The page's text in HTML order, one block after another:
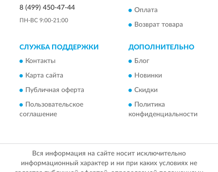
8 (499) 450-47-44
ПН-ВС 9:00-21:00
Оплата
Возврат товара
СЛУЖБА ПОДДЕРЖКИ
Контакты
Карта сайта
Публичная оферта
Пользовательское
соглашение
ДОПОЛНИТЕЛЬНО
Блог
Новинки
Скидки
Политика
конфиденциальности
Вся информация на сайте носит исключительно
информационный характер и ни при каких условиях не